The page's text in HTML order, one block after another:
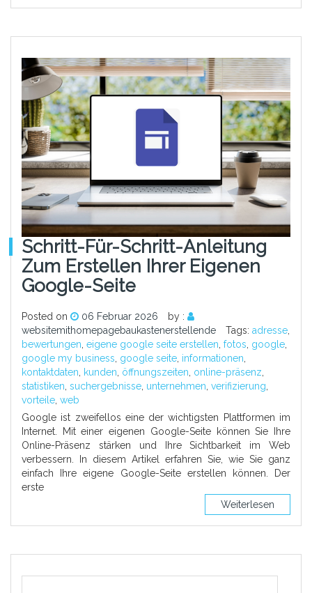
Schritt-Für-Schritt-Anleitung
Zum Erstellen Ihrer Eigenen
Google-Seite
Posted on 06 Februar 2026
by :
websitemithomepagebaukastenerstellende
Tags: adresse
bewertungen eigene google seite erstellen fotos google
google my business google seite informationen
kontaktdaten
kunden öffnungszeiten online-präsenz
statistiken suchergebnisse unternehmen verifizierung
vorteile web
Google ist zweifellos eine der wichtigsten Plattformen im
Internet. Mit einer eigenen Google-Seite können Sie Ihre
Online-Präsenz stärken und Ihre Sichtbarkeit im Web
verbessern. In diesem Artikel erfahren Sie, wie Sie ganz
einfach Ihre eigene Google-Seite erstellen können. Der
erste
Weiterlesen